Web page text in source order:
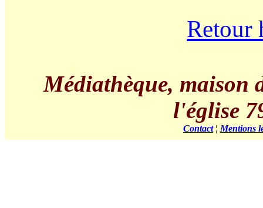
Retour
Médiathèque, maison
l'église
Contact¦ Mentions